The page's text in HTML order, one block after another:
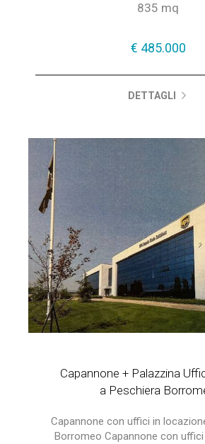
835 mq
€ 485.000
DETTAGLI
Capannone + Palazzina
a Peschiera
Capannone con uffici in
Borromeo Capannone con